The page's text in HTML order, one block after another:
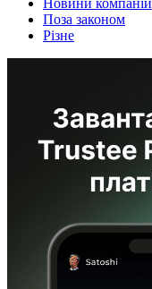
Новини компаній
Поза законом
Різне